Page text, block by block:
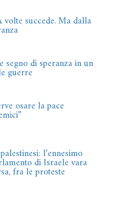
volte succede. Ma dalla
segno di speranza in un
guerre
osare la pace
l’ennesimo
di Israele vara
fra le proteste